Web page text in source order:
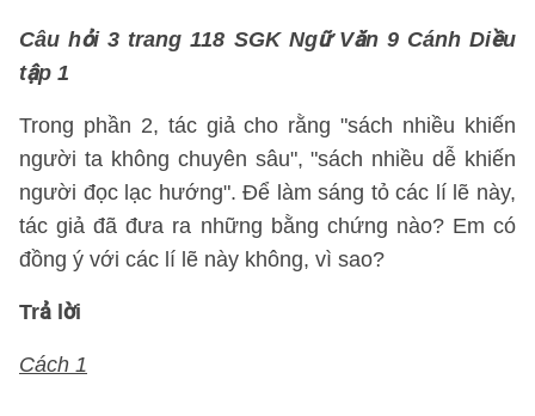
Câu hỏi 3 trang 118 SGK Ngữ Văn 9 Cánh Diều
tập 1
Trong phần 2, tác giả cho rằng "sách nhiều khiến
người ta không chuyên sâu", "sách nhiều dễ khiến
người đọc lạc hướng". Để làm sáng tỏ các lí lẽ này,
tác giả đã đưa ra những bằng chứng nào? Em có
đồng ý với các lí lẽ này không, vì sao?
Trả lời
Cách 1